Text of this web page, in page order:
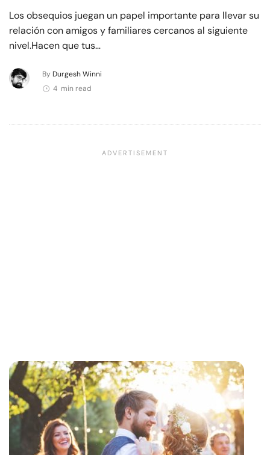
Los obsequios juegan un papel importante para llevar su
relación con amigos y familiares cercanos al siguiente
nivel.Hacen que tus…
By Durgesh Winni
4 min read